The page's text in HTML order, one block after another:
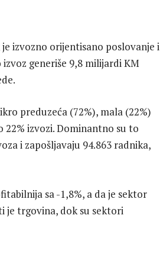
izvozno orijentisano poslovanje i
generiše 9,8 milijardi KM
preduzeća (72%), mala (22%)
22% izvozi. Dominantno su to
i zapošljavaju 94.863 radnika,
sa -1,8%, a da je sektor
je trgovina, dok su sektori